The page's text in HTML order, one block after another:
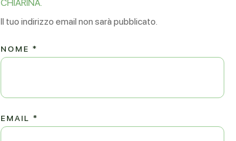
CHIARINA.
Il tuo indirizzo email non sarà pubblicato.
NOME *
EMAIL *